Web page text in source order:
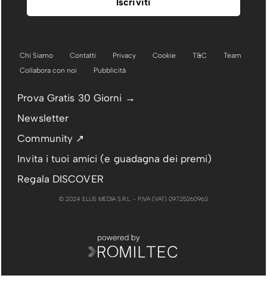
Chi Siamo Contatti Privacy Cookie T&C
Team
Collabora con noi
Pubblicità
Prova Gratis 30 Giorni →
Newsletter
Community ↗
Invita i tuoi amici (e guadagna dei premi)
Regala DISCOVER
© 2024 ELLIS MEDIA S.R.L. - P.IVA (VAT) 09725260963